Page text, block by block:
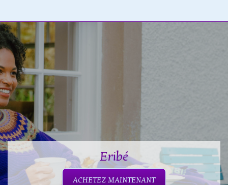
Eribé
ACHETEZ MAINTENANT